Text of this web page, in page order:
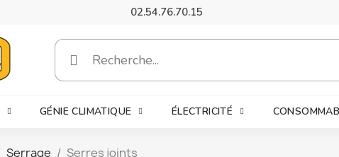
02.54.76.70.15
GÉNIE CLIMATIQUE ÉLECTRICITÉ
Serrage Serres joints